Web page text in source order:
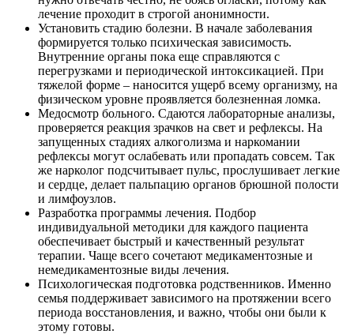
лечение проходит в строгой анонимности.
Установить стадию болезни. В начале заболевания
формируется только психическая зависимость.
Внутренние органы пока еще справляются с
перегрузками и периодической интоксикацией. При
тяжелой форме – наносится ущерб всему организму, на
физическом уровне проявляется болезненная ломка.
Медосмотр больного. Сдаются лабораторные анализы,
проверяется реакция зрачков на свет и рефлексы. На
запущенных стадиях алкоголизма и наркомании
рефлексы могут ослабевать или пропадать совсем. Так
же нарколог подсчитывает пульс, прослушивает легкие
и сердце, делает пальпацию органов брюшной полости
и лимфоузлов.
Разработка программы лечения. Подбор
индивидуальной методики для каждого пациента
обеспечивает быстрый и качественный результат
терапии. Чаще всего сочетают медикаментозные и
немедикаментозные виды лечения.
Психологическая подготовка родственников. Именно
семья поддерживает зависимого на протяжении всего
периода восстановления, и важно, чтобы они были к
этому готовы.